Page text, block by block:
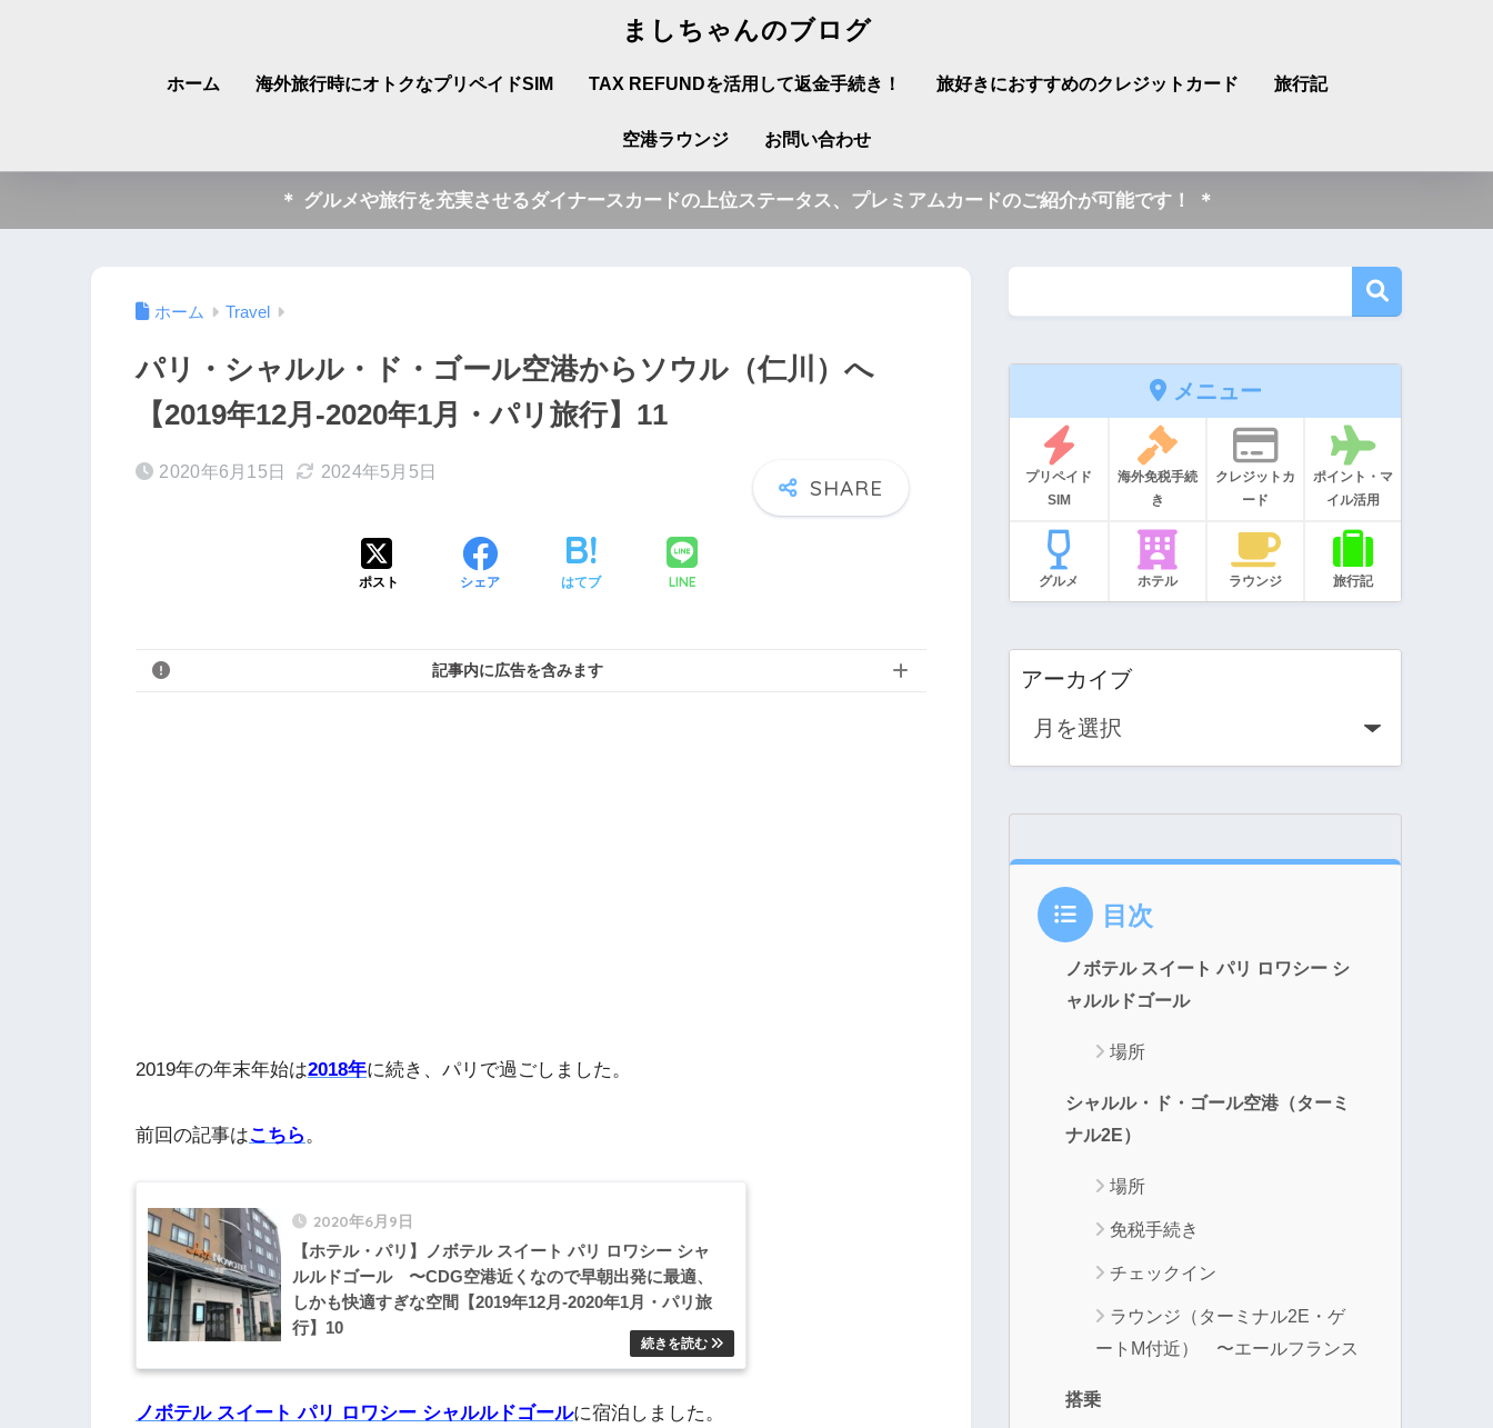
ましちゃんのブログ
ホーム 海外旅行時にオトクなプリペイドSIM TAX REFUNDを活用して返金手続き！ 旅好きにおすすめのクレジットカード 旅行記
空港ラウンジ お問い合わせ
＊ グルメや旅行を充実させるダイナースカードの上位ステータス、プレミアムカードのご紹介が可能です！ ＊
ホーム Travel
パリ・シャルル・ド・ゴール空港からソウル（仁川）へ
【2019年12月-2020年1月・パリ旅行】11
2020年6月15日 2024年5月5日
ポスト シェア はてブ LINE
記事内に広告を含みます
2019年の年末年始は2018年に続き、パリで過ごしました。
前回の記事はこちら 。
2020年6月9日
【ホテル・パリ】ノボテル スイート パリ ロワシー シャ
ルルドゴール 〜CDG空港近くなので早朝出発に最適、
しかも快適すぎな空間【2019年12月-2020年1月・パリ旅
行】10
ノボテル スイート パリ ロワシー シャルルドゴールに宿泊しました。
メニュー
プリペイド
SIM
海外免税手続
き
クレジットカ
ード
ポイント・マ
イル活用
グルメ ホテル ラウンジ 旅行記
アーカイブ
目次
ノボテル スイート パリ ロワシー シ
ャルルドゴール
場所
シャルル・ド・ゴール空港（ターミ
ナル2E）
場所
免税手続き
チェックイン
ラウンジ（ターミナル2E・ゲ
ートM付近） 〜エールフランス
搭乗